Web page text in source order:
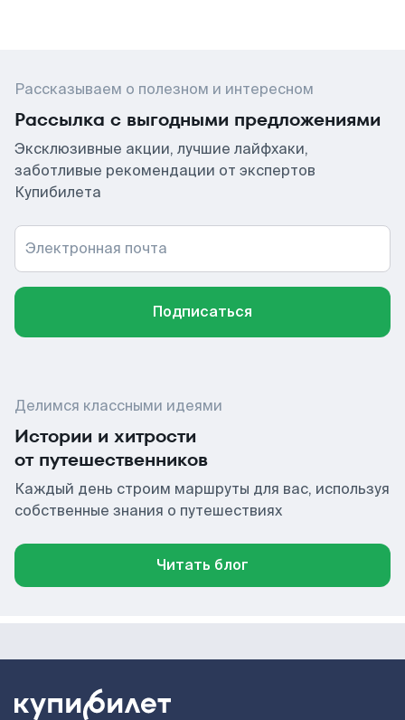
Рассказываем о полезном и интересном
Рассылка с выгодными предложениями
Эксклюзивные акции, лучшие лайфхаки,
заботливые рекомендации от экспертов
Купибилета
Электронная почта
Подписаться
Делимся классными идеями
Истории и хитрости
от путешественников
Каждый день строим маршруты для вас, используя
собственные знания о путешествиях
Читать блог